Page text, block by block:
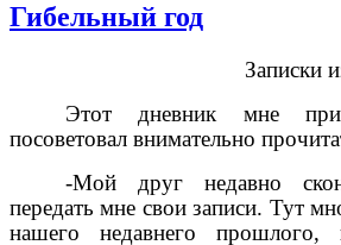
Гибельный год
Записки
Этот дневник мне
посоветовал внимательно
-Мой друг недавно
передать мне свои записи. Тут
нашего недавнего